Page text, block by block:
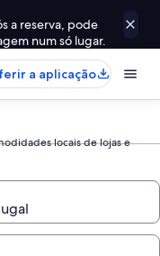
a reserva, pode
num só lugar.
a aplicação
locais de lojas e